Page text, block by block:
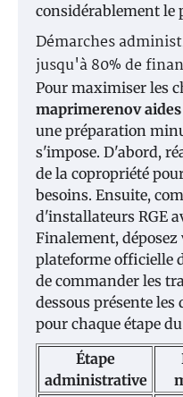
considérablement le
Démarches
jusqu'à 80% de
Pour maximiser les
maprimerenov
une préparation
s'impose. D'abord,
de la copropriété
besoins. Ensuite,
d'installateurs RGE
Finalement,
plateforme officielle
de commander les
dessous présente
pour chaque étape
Étape
administrative